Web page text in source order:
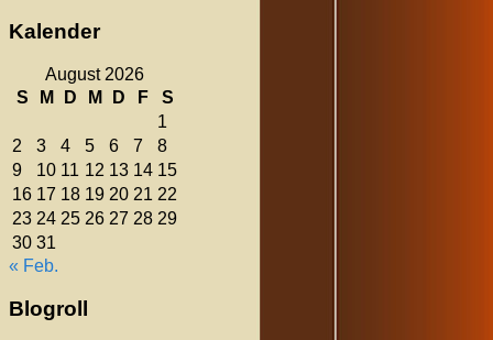
Kalender
August 2026
S
M D M D F
S
1
2
3 4 5 6 7
8
9
10 11 12 13 14 15
16 17 18 19 20 21 22
23 24 25 26 27 28 29
30 31
« Feb.
Blogroll